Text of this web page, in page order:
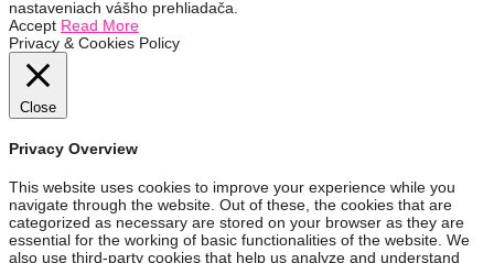
nastaveniach vášho prehliadača.
Accept Read More
Privacy & Cookies Policy
Close
Privacy Overview
This website uses cookies to improve your experience while you
navigate through the website. Out of these, the cookies that are
categorized as necessary are stored on your browser as they are
essential for the working of basic functionalities of the website. We
also use third-party cookies that help us analyze and understand